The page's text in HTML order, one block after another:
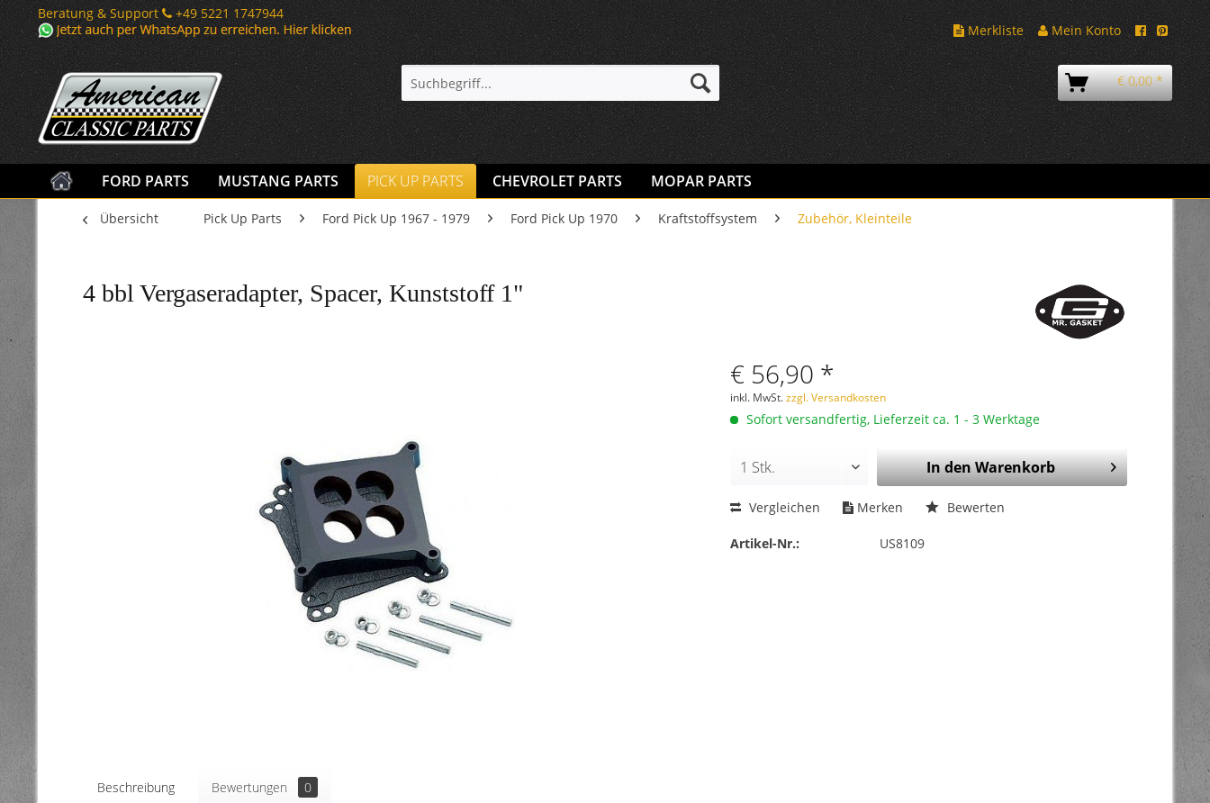
Beratung & Support
+49 5221 1747944
Merkliste
Mein Konto
€ 0,00 *
FORD PARTS MUSTANG PARTS PICK UP PARTS CHEVROLET PARTS MOPAR PARTS
Übersicht Pick Up Parts Ford Pick Up 1967 - 1979 Ford Pick Up 1970 Kraftstoffsystem Zubehör, Kleinteile
4 bbl Vergaseradapter, Spacer, Kunststoff 1"
€ 56,90 *
inkl. MwSt.zzgl. Versandkosten
Sofort versandfertig, Lieferzeit ca. 1 - 3 Werktage
In denWarenkorb
Vergleichen Merken Bewerten
Artikel-Nr.: US8109
Beschreibung Bewertungen 0